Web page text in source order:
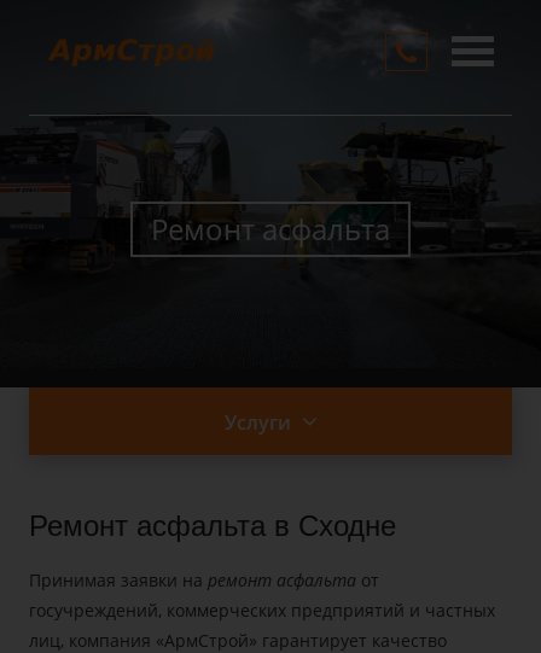
О компании
Цены
Ремонт асфальта
Услуги
Ремонт асфальта в Сходне
Принимая заявки на ремонт асфальта от
госучреждений, коммерческих предприятий и частных
лиц, компания «АрмСтрой» гарантирует качество